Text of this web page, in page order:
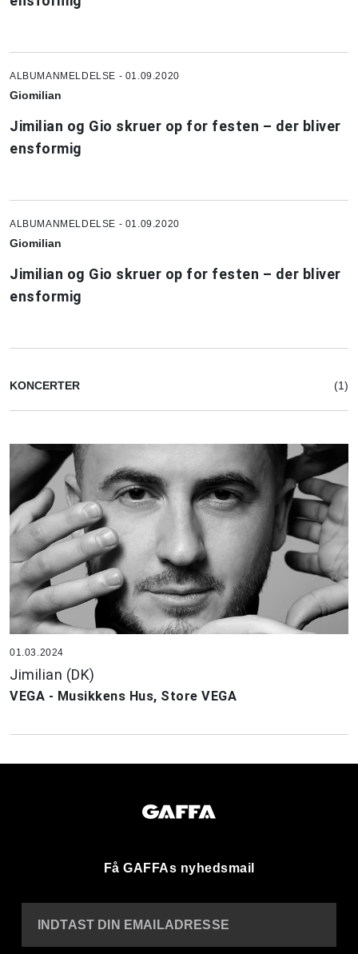
ALBUMANMELDELSE - 01.09.2020
Giomilian
Jimilian og Gio skruer op for festen – der bliver
ensformig
ALBUMANMELDELSE - 01.09.2020
Giomilian
Jimilian og Gio skruer op for festen – der bliver
ensformig
KONCERTER (1)
01.03.2024
Jimilian (DK)
VEGA - Musikkens Hus, Store VEGA
Få GAFFAs nyhedsmail
INDTAST DIN EMAILADRESSE